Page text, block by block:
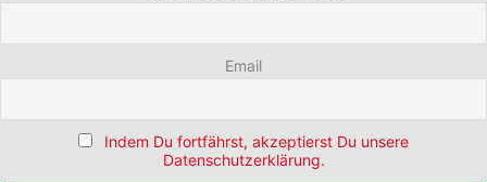
Email
Indem Du fortfährst, akzeptierst Du unsere
Datenschutzerklärung.